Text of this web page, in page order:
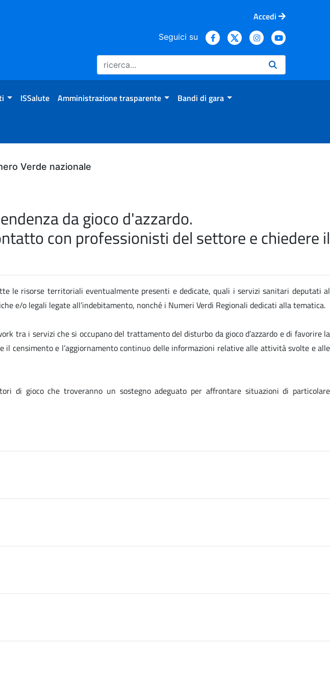
Accedi
Seguici su
ISSalute Amministrazione trasparente Bandi di gara
Verde nazionale
da gioco d'azzardo.
con professionisti del settore e chiedere il
le risorse territoriali eventualmente presenti e dedicate, quali i servizi sanitari deputati al
e/o legali legate all’indebitamento, nonché i Numeri Verdi Regionali dedicati alla tematica.
tra i servizi che si occupano del trattamento del disturbo da gioco d’azzardo e di favorire la
censimento e l’aggiornamento continuo delle informazioni relative alle attività svolte e alle
di gioco che troveranno un sostegno adeguato per affrontare situazioni di particolare